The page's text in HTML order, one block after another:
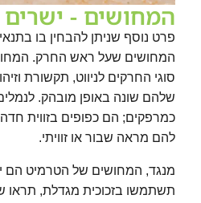
המחושים - ישרים
פרט נוסף שניתן להבחין בו
המחושים שעל ראש החרק.
סוגי החרקים לניווט, תקשורת
שלהם שונה באופן מובהק.
כמרפקים; הם כפופים בזווית
להם מראה שבור או זוויתי.
מנגד, המחושים של הטרמיט הם
תשתמשו בזכוכית מגדלת,